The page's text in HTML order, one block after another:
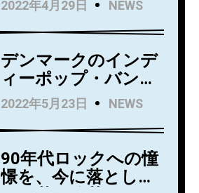
ュー・アルバム
『Love Always』を5
月27日にリリース！
アルバムからニュー
シングル
「Holding」のビデオ
を公開！
2022年4月29日 NEWS
デンマークのインデ
ィーポップ・バンド
Kindsightが5月25日
にデビュー・アルバ
ム『Swedish Punk』
をリリース！
2022年5月23日 NEWS
90年代ロックへの憧
憬を、今に落とし込